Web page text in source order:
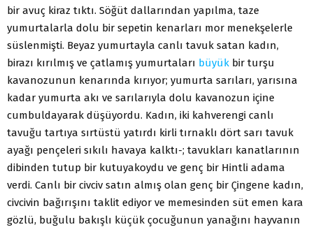
bir avuç kiraz tıktı. Söğüt dallarından yapılma, taze
yumurtalarla dolu bir sepetin kenarları mor menekşelerle
süslenmişti. Beyaz yumurtayla canlı tavuk satan kadın,
birazı kırılmış ve çatlamış yumurtaları büyük bir turşu
kavanozunun kenarında kırıyor; yumurta sarıları, yarısına
kadar yumurta akı ve sarılarıyla dolu kavanozun içine
cumbuldayarak düşüyordu. Kadın, iki kahverengi canlı
tavuğu tartıya sırtüstü yatırdı kirli tırnaklı dört sarı tavuk
ayağı pençeleri sıkılı havaya kalktı-; tavukları kanatlarının
dibinden tutup bir kutuyakoydu ve genç bir Hintli adama
verdi. Canlı bir civciv satın almış olan genç bir Çingene kadın,
civcivin bağırışını taklit ediyor ve memesinden süt emen kara
gözlü, buğulu bakışlı küçük çocuğunun yanağını hayvanın